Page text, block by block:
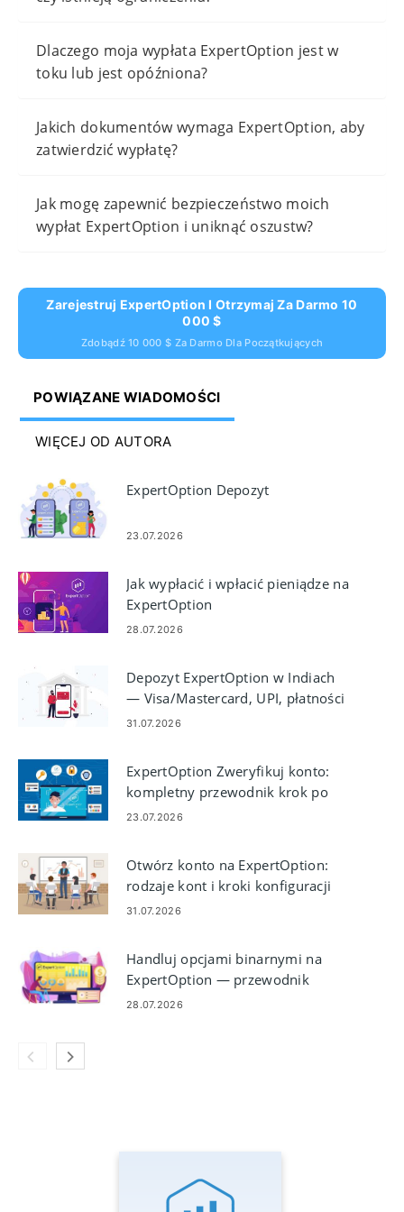
Dlaczego moja wypłata ExpertOption jest w
toku lub jest opóźniona?
Jakich dokumentów wymaga ExpertOption, aby
zatwierdzić wypłatę?
Jak mogę zapewnić bezpieczeństwo moich
wypłat ExpertOption i uniknąć oszustw?
Zarejestruj ExpertOption I Otrzymaj Za Darmo 10
000 $
Zdobądź 10 000 $ Za Darmo Dla Początkujących
POWIĄZANE WIADOMOŚCI
WIĘCEJ OD AUTORA
ExpertOption Depozyt
23.07.2026
Jak wypłacić i wpłacić pieniądze na
ExpertOption
28.07.2026
Depozyt ExpertOption w Indiach
— Visa/Mastercard, UPI, płatności
elektroniczne i kryptowaluty
31.07.2026
ExpertOption Zweryfikuj konto:
kompletny przewodnik krok po
kroku dotyczący weryfikacji
23.07.2026
Otwórz konto na ExpertOption:
rodzaje kont i kroki konfiguracji
31.07.2026
Handluj opcjami binarnymi na
ExpertOption — przewodnik
handlowy krok po kroku
28.07.2026